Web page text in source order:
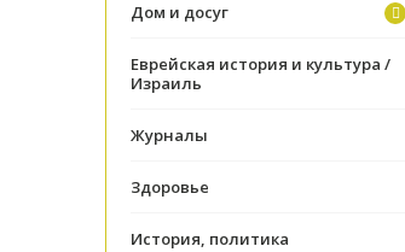
Дом и досуг
Еврейская история и культура /
Израиль
Журналы
Здоровье
История, политика